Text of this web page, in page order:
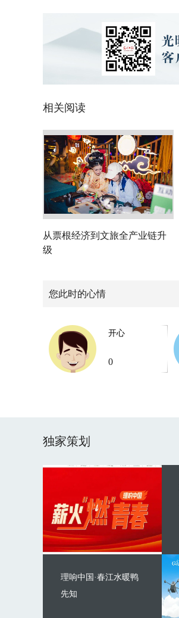
相关阅读
从票根经济到文旅全产业链升
级
您此时的心情
开心
0
独家策划
理响中国·春江水暖鸭
先知